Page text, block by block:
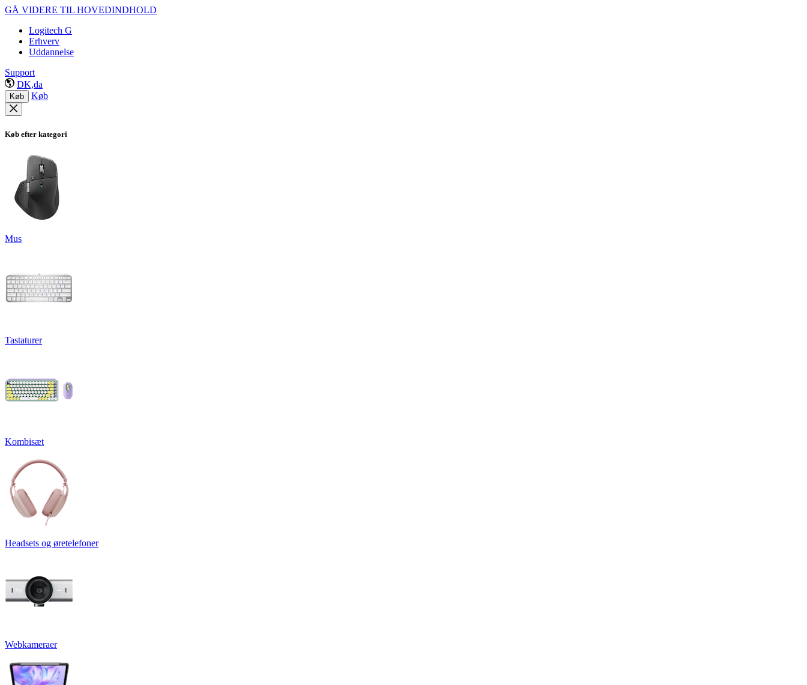
GÅ VIDERE TIL HOVEDINDHOLD
Logitech G
Erhverv
Uddannelse
Support
DK,da
Køb Køb
Køb efter kategori
Mus
Tastaturer
Kombisæt
Headsets og øretelefoner
Webkameraer